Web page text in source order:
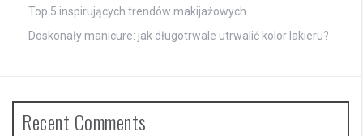
Top 5 inspirujących trendów makijażowych
Doskonały manicure: jak długotrwale utrwalić kolor lakieru?
Recent Comments